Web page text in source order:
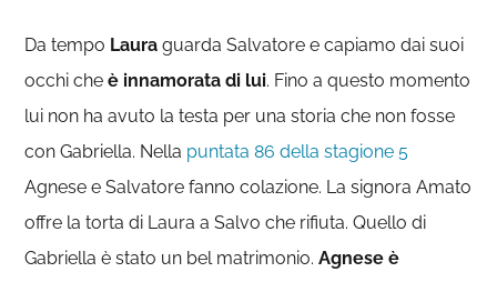
Da tempo Laura guarda Salvatore e capiamo dai suoi
occhi cheè innamorata di lui. Fino a questo momento
lui non ha avuto la testa per una storia che non fosse
con Gabriella. Nella puntata 86 della stagione 5
Agnese e Salvatore fanno colazione. La signora Amato
offre la torta di Laura a Salvo che rifiuta. Quello di
Gabriella è stato un bel matrimonio.Agnese è